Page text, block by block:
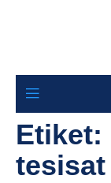
Etiket:
tesisat